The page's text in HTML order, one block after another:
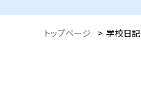
トップページ > 学校日記